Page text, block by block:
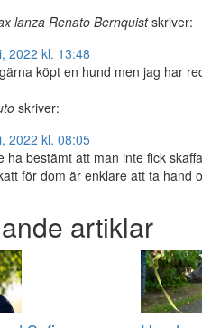
lanza Renato Bernquist skriver:
2022 kl. 13:48
köpt en hund men jag har
skriver:
2022 kl. 08:05
ha bestämt att man inte fick
för dom är enklare att ta hand
artiklar